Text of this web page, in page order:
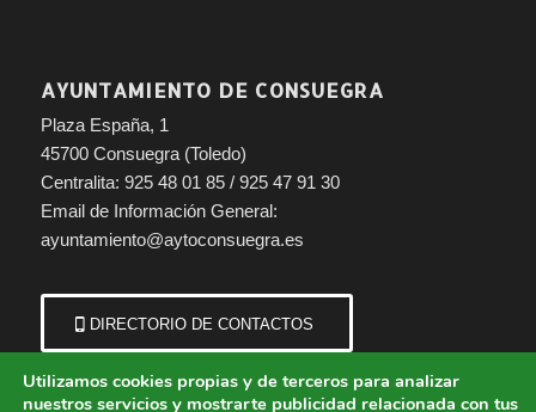
AYUNTAMIENTO DE CONSUEGRA
Plaza España, 1
45700 Consuegra (Toledo)
Centralita: 925 48 01 85 / 925 47 91 30
Email de Información General:
ayuntamiento@aytoconsuegra.es
DIRECTORIO DE CONTACTOS
Utilizamos cookies propias y de terceros para analizar
nuestros servicios y mostrarte publicidad relacionada con tus